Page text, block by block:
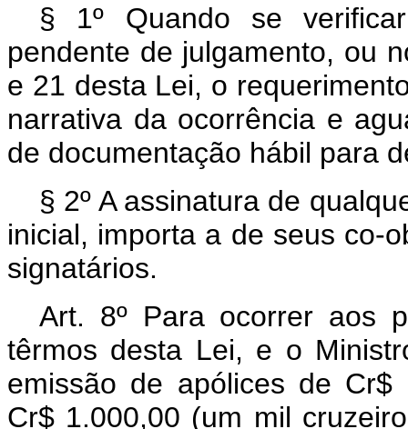
§ 1º Quando se
pendente de julgamento, ou
e 21 desta Lei, o
narrativa da ocorrência e
de documentação hábil para
§ 2º A assinatura de
inicial, importa a de seus co-
signatários.
Art. 8º Para ocorrer aos
têrmos desta Lei, e o
emissão de apólices de
Cr$ 1.000,00 (um mil